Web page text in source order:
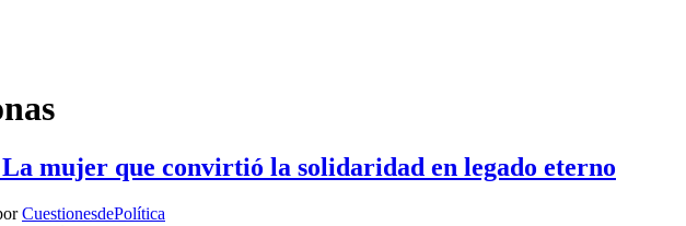
mujer que convirtió la solidaridad en legado eterno
CuestionesdePolítica